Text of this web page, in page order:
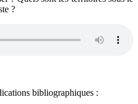
?
bibliographiques :